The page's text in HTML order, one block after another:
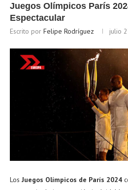
Juegos Olímpicos París
Espectacular
Escrito por Felipe Rodríguez julio
Los Juegos Olímpicos de París 2024